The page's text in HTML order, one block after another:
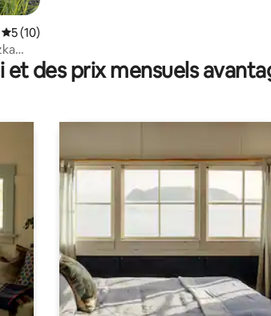
Note moyenne de 5 sur 5, 10 commentaires
5 (10)
des prix mensuels